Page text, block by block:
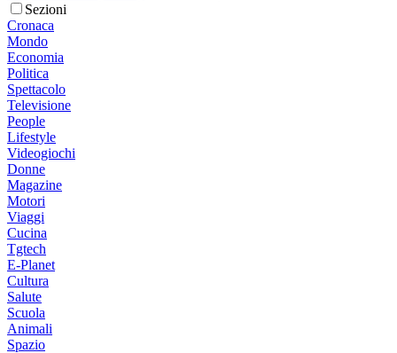
Sezioni
Cronaca
Mondo
Economia
Politica
Spettacolo
Televisione
People
Lifestyle
Videogiochi
Donne
Magazine
Motori
Viaggi
Cucina
Tgtech
E-Planet
Cultura
Salute
Scuola
Animali
Spazio